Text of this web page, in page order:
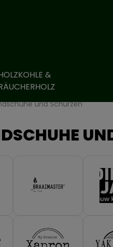
&
und Schürzen